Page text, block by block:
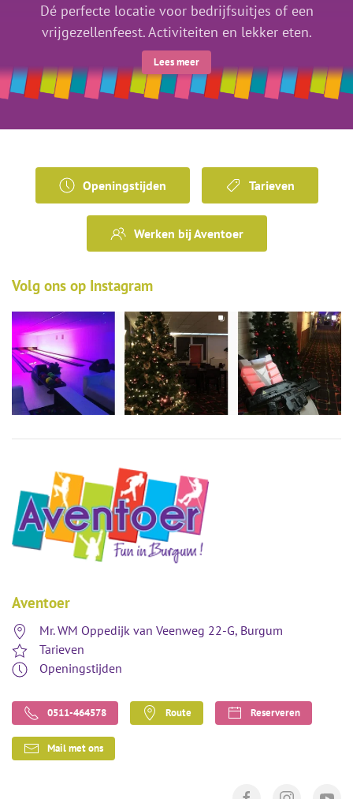
Dé perfecte locatie voor bedrijfsuitjes of een
vrijgezellenfeest. Activiteiten en lekker eten.
Lees meer
Openingstijden Tarieven
Werken bij Aventoer
Volg ons op Instagram
Aventoer
Mr. WM Oppedijk van Veenweg 22-G, Burgum
Tarieven
Openingstijden
0511-464578 Route Reserveren
Mail met ons